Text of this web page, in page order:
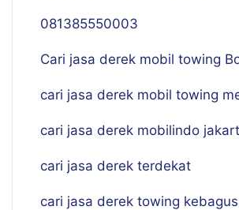
081385550003
Cari jasa derek mobil towing
cari jasa derek mobil towing
cari jasa derek mobilindo
cari jasa derek terdekat
cari jasa derek towing